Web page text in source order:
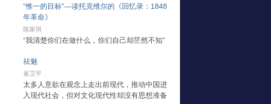
“惟一的目标”—读托克维尔的《回忆录：1848
年革命》
陈家琪
“我清楚你们在做什么，你们自己却茫然不知”
祛魅
崔卫平
太多人意欲在观念上走出前现代，推动中国进
入现代社会，但对文化现代性却没有思想准备